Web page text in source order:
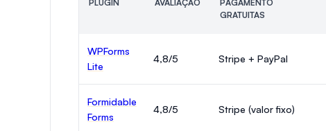
PLUGIN AVALIAÇÃO
PAGAMENTO
GRATUITAS
WPForms
Lite
4,8/5 Stripe + PayPal
Formidable
Forms
4,8/5 Stripe (valor fixo)